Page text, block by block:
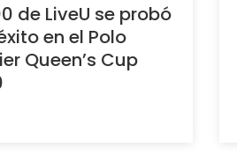
de LiveU se probó
en el Polo
Queen’s Cup